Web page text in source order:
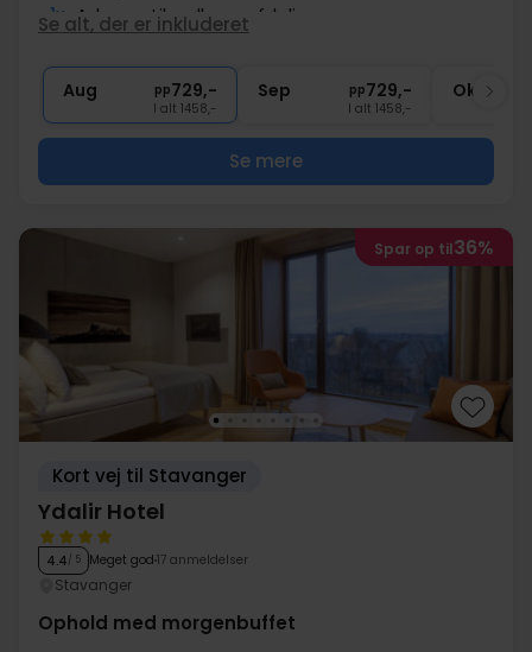
1x Adgang til wellnessafdeling
∞ 15% rabat på fjordsafari
Se alt, der er inkluderet
Aug pp729,-
I alt 1458,-
Sep pp729,-
I alt 1458,-
Okt
Se mere
Spar op til36%
Kort vej til Stavanger
Ydalir Hotel
4.4/ 5 Meget god 17 anmeldelser
Stavanger
Ophold med morgenbuffet